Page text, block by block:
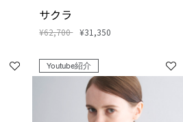
サクラ
¥62,700 ¥31,350
Youtube紹介